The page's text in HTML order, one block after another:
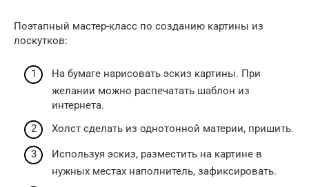
Поэтапный мастер-класс по созданию картины из
лоскутков:
На бумаге нарисовать эскиз картины. При
желании можно распечатать шаблон из
интернета.
Холст сделать из однотонной материи, пришить.
Используя эскиз, разместить на картине в
нужных местах наполнитель, зафиксировать.